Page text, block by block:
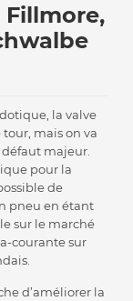
Fillmore,
la valve
mais on va
majeur.
pour la
de
pneu en étant
sur le marché
courante sur
d’améliorer la